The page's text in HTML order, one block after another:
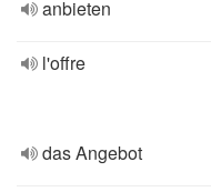
anbieten
l'offre
das Angebot